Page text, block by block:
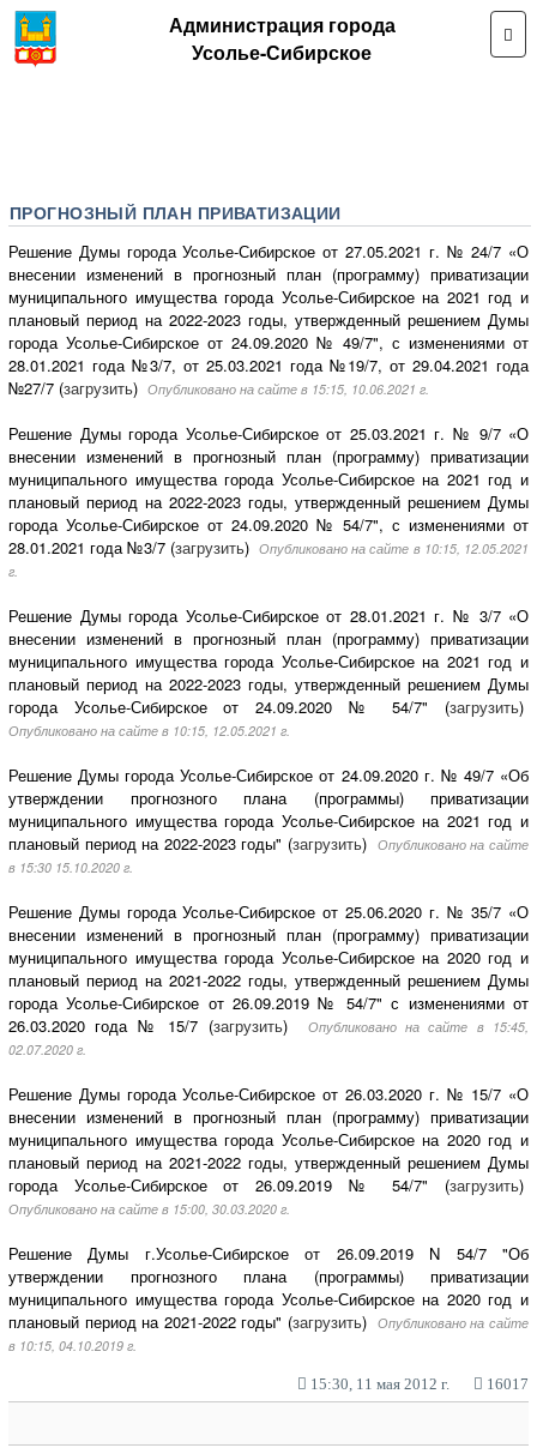
Администрация города
Усолье-Сибирское
ПРОГНОЗНЫЙ ПЛАН ПРИВАТИЗАЦИИ
Решение Думы города Усолье-Сибирское от 27.05.2021 г. № 24/7 «О
внесении изменений в прогнозный план (программу) приватизации
муниципального имущества города Усолье-Сибирское на 2021 год и
плановый период на 2022-2023 годы, утвержденный решением Думы
города Усолье-Сибирское от 24.09.2020 № 49/7", с изменениями от
28.01.2021 года №3/7, от 25.03.2021 года №19/7, от 29.04.2021 года
№27/7 (загрузить) Опубликовано на сайте в 15:15, 10.06.2021 г.
Решение Думы города Усолье-Сибирское от 25.03.2021 г. № 9/7 «О
внесении изменений в прогнозный план (программу) приватизации
муниципального имущества города Усолье-Сибирское на 2021 год и
плановый период на 2022-2023 годы, утвержденный решением Думы
города Усолье-Сибирское от 24.09.2020 № 54/7", с изменениями от
28.01.2021 года №3/7 (загрузить)Опубликовано на сайте в 10:15, 12.05.2021
г.
Решение Думы города Усолье-Сибирское от 28.01.2021 г. № 3/7 «О
внесении изменений в прогнозный план (программу) приватизации
муниципального имущества города Усолье-Сибирское на 2021 год и
плановый период на 2022-2023 годы, утвержденный решением Думы
города Усолье-Сибирское от 24.09.2020 № 54/7" (загрузить)
Опубликовано на сайте в 10:15, 12.05.2021 г.
Решение Думы города Усолье-Сибирское от 24.09.2020 г. № 49/7 «Об
утверждении прогнозного плана (программы) приватизации
муниципального имущества города Усолье-Сибирское на 2021 год и
плановый период на 2022-2023 годы" (загрузить) Опубликовано на сайте
в 15:30 15.10.2020 г.
Решение Думы города Усолье-Сибирское от 25.06.2020 г. № 35/7 «О
внесении изменений в прогнозный план (программу) приватизации
муниципального имущества города Усолье-Сибирское на 2020 год и
плановый период на 2021-2022 годы, утвержденный решением Думы
города Усолье-Сибирское от 26.09.2019 № 54/7" с изменениями от
26.03.2020 года № 15/7 (загрузить)
Опубликовано на сайте в 15:45,
02.07.2020 г.
Решение Думы города Усолье-Сибирское от 26.03.2020 г. № 15/7 «О
внесении изменений в прогнозный план (программу) приватизации
муниципального имущества города Усолье-Сибирское на 2020 год и
плановый период на 2021-2022 годы, утвержденный решением Думы
города Усолье-Сибирское от 26.09.2019 № 54/7" (загрузить)
Опубликовано на сайте в 15:00, 30.03.2020 г.
Решение Думы г.Усолье-Сибирское от 26.09.2019 N 54/7 "Об
утверждении прогнозного плана (программы) приватизации
муниципального имущества города Усолье-Сибирское на 2020 год и
плановый период на 2021-2022 годы" (загрузить) Опубликовано на сайте
в 10:15, 04.10.2019 г.
15:30, 11 мая 2012 г. 16017